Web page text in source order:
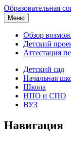
Образовательная
Меню
Обзор
Детский
Аттестация
Детский сад
Начальная
Школа
НПО и СПО
ВУЗ
Навигация